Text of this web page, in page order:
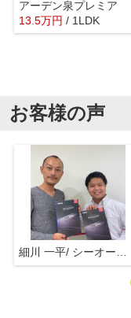
アーデン泉プレミア
13.5万円 / 1LDK
お客様の声